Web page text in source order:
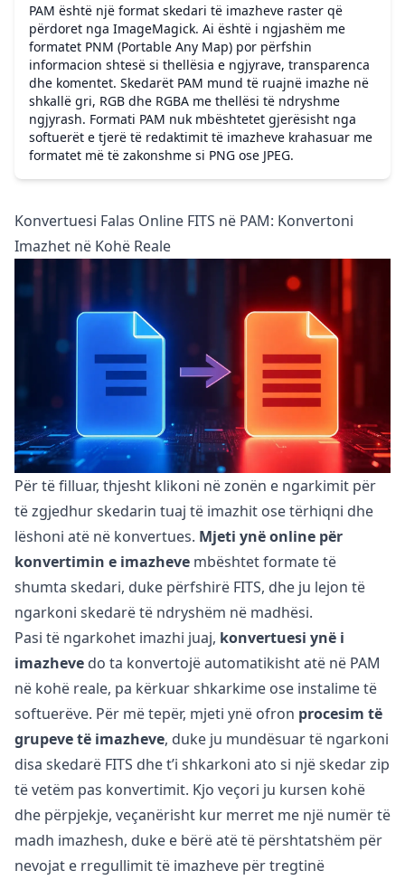
PAM është një format skedari të imazheve raster që
përdoret nga ImageMagick. Ai është i ngjashëm me
formatet PNM (Portable Any Map) por përfshin
informacion shtesë si thellësia e ngjyrave, transparenca
dhe komentet. Skedarët PAM mund të ruajnë imazhe në
shkallë gri, RGB dhe RGBA me thellësi të ndryshme
ngjyrash. Formati PAM nuk mbështetet gjerësisht nga
softuerët e tjerë të redaktimit të imazheve krahasuar me
formatet më të zakonshme si PNG ose JPEG.
Konvertuesi Falas Online FITS në PAM: Konvertoni
Imazhet në Kohë Reale
Për të filluar, thjesht klikoni në zonën e ngarkimit për
të zgjedhur skedarin tuaj të imazhit ose tërhiqni dhe
lëshoni atë në konvertues. Mjeti ynë online për
konvertimin e imazheve mbështet formate të
shumta skedari, duke përfshirë FITS, dhe ju lejon të
ngarkoni skedarë të ndryshëm në madhësi.
Pasi të ngarkohet imazhi juaj, konvertuesi ynë i
imazheve do ta konvertojë automatikisht atë në PAM
në kohë reale, pa kërkuar shkarkime ose instalime të
softuerëve. Për më tepër, mjeti ynë ofron procesim të
grupeve të imazheve, duke ju mundësuar të ngarkoni
disa skedarë FITS dhe t’i shkarkoni ato si një skedar zip
të vetëm pas konvertimit. Kjo veçori ju kursen kohë
dhe përpjekje, veçanërisht kur merret me një numër të
madh imazhesh, duke e bërë atë të përshtatshëm për
nevojat e rregullimit të imazheve për tregtinë